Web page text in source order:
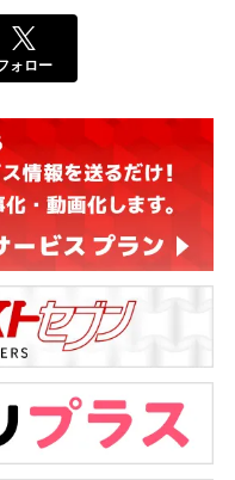
ォロー